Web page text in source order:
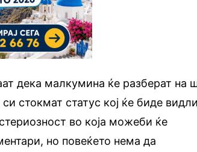
дека малкумина ќе разберат на
стокмат статус кој ќе биде
во која можеби ќе
но повеќето нема да